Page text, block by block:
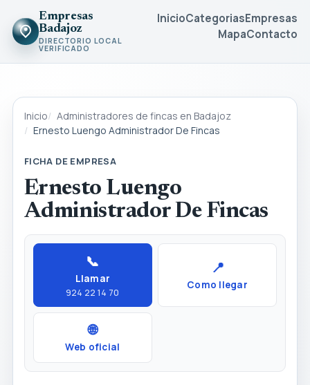
Empresas
Badajoz
DIRECTORIO LOCAL
VERIFICADO
InicioCategoriasEmpresas
MapaContacto
Inicio
Administradores de fincas en Badajoz
Ernesto Luengo Administrador De Fincas
FICHA DE EMPRESA
Ernesto Luengo
Administrador De Fincas
📞
Llamar
924 22 14 70
📍
Como llegar
🌐
Web oficial